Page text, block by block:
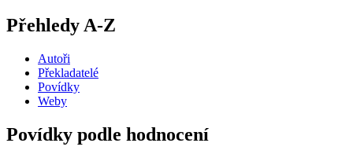
Přehledy A-Z
Autoři
Překladatelé
Povídky
Weby
Povídky podle hodnocení